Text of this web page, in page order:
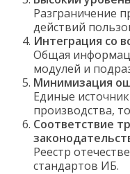
Разграничение
действий
Интеграция со
Общая
модулей и
Минимизация
Единые
производства,
Соответствие
Реестр
стандартов ИБ.